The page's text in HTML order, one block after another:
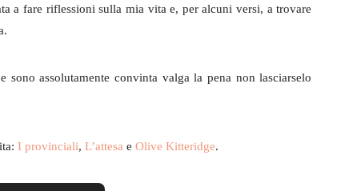
a fare riflessioni sulla mia vita e, per alcuni versi, a trovare
sono assolutamente convinta valga la pena non lasciarselo
I provinciali, L’attesa e Olive Kitteridge.